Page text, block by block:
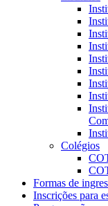
Colégios
Formas de
Inscrições para